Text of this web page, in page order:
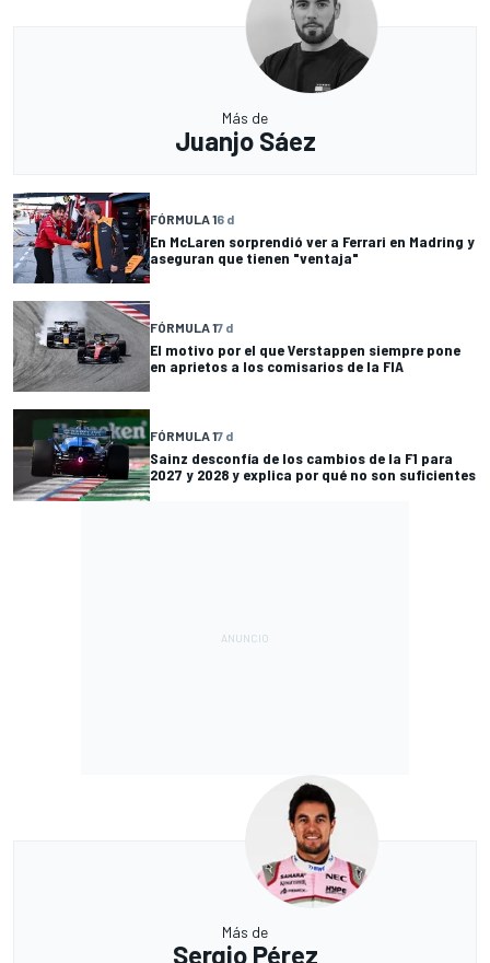
Más de
Juanjo Sáez
FÓRMULA 16 d
En McLaren sorprendió ver a Ferrari en Madring y
aseguran que tienen "ventaja"
FÓRMULA 17 d
El motivo por el que Verstappen siempre pone
en aprietos a los comisarios de la FIA
FÓRMULA 17 d
Sainz desconfía de los cambios de la F1 para
2027 y 2028 y explica por qué no son suficientes
Más de
Sergio Pérez